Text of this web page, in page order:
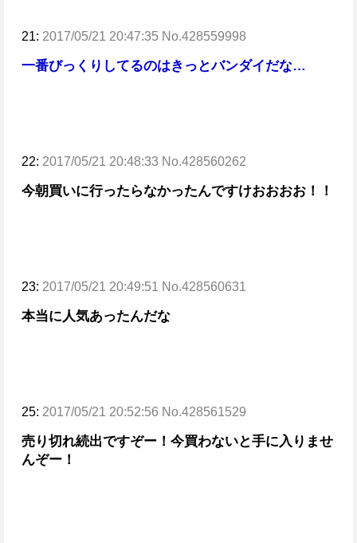
21: 2017/05/21 20:47:35 No.428559998
一番びっくりしてるのはきっとバンダイだな…
22: 2017/05/21 20:48:33 No.428560262
今朝買いに行ったらなかったんですけおおおお！！
23: 2017/05/21 20:49:51 No.428560631
本当に人気あったんだな
25: 2017/05/21 20:52:56 No.428561529
売り切れ続出ですぞー！今買わないと手に入りませ
んぞー！